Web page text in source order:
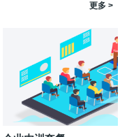
更多 >